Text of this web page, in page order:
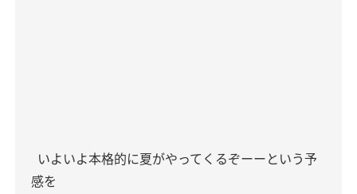
いよいよ本格的に夏がやってくるぞーーという予
感を